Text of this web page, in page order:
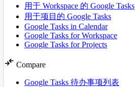
用于 Workspace 的 Google Tasks
用于项目的 Google Tasks
Google Tasks in Calendar
Google Tasks for Workspace
Google Tasks for Projects
compare_arrows Compare
Google Tasks 待办事项列表